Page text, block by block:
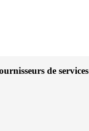
de services